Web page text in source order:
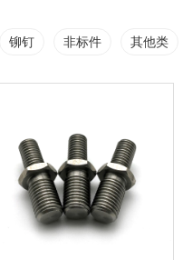
铆钉 非标件 其他类